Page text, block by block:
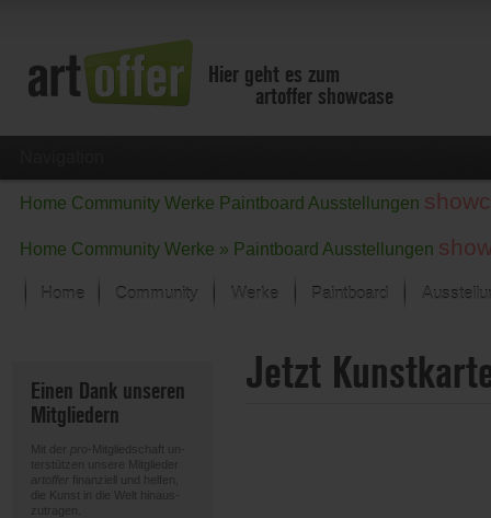
Hier geht es zum
artoffer showcase
Home Community Werke Paintboard Ausstellungen
Home Community Werke » Paintboard Ausstellungen
Home Community Werke
Der letzte Monat im Fokus
Alle Fokus-Werke
Paintboard
Einen Dank unseren
Mitgliedern
Mit der pro
-Mitgliedschaft un-
terstützen unsere Mitglieder
artoffer finanziell und helfen,
die Kunst in die Welt hinaus-
zutragen.
Jetzt